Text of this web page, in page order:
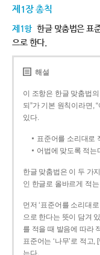
제1장 총칙
제1항 한글 맞춤법은 표
으로 한다.
해설
이 조항은 한글 맞춤법
되”가 기본 원칙이라면,
있다.
표준어를 소리대로
어법에 맞도록 적는
한글 맞춤법은 이 두 가
인 한글로 올바르게 적
먼저 ‘표준어를 소리대
으로 한다는 뜻이 담겨
를 적을 때 발음에 따라
표준어는 ‘나무’로 적고,
는다.